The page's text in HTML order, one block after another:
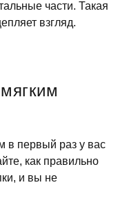
части. Такая
взгляд.
в первый раз у вас
как правильно
и вы не